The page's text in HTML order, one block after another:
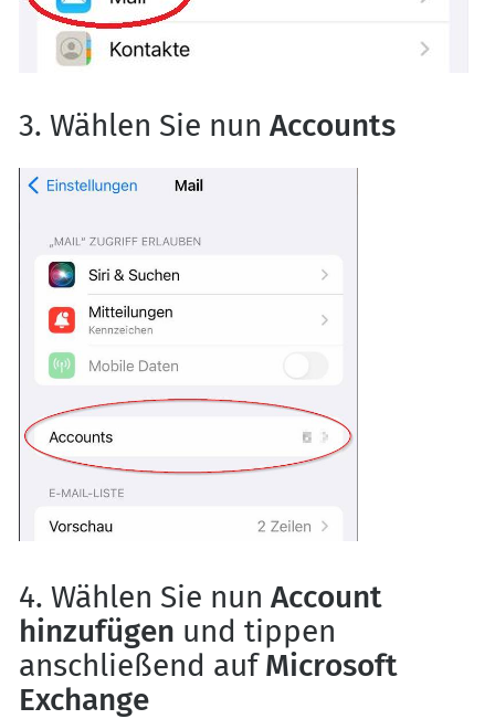
3. Wählen Sie nun Accounts
4. Wählen Sie nun Account
hinzufügen und tippen
anschließend aufMicrosoft
Exchange